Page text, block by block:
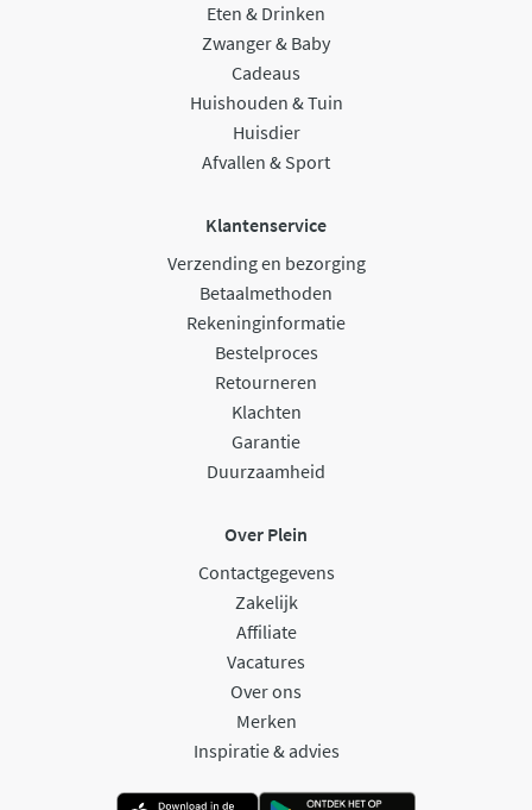
Eten & Drinken
Zwanger & Baby
Cadeaus
Huishouden & Tuin
Huisdier
Afvallen & Sport
Klantenservice
Verzending en bezorging
Betaalmethoden
Rekeninginformatie
Bestelproces
Retourneren
Klachten
Garantie
Duurzaamheid
Over Plein
Contactgegevens
Zakelijk
Affiliate
Vacatures
Over ons
Merken
Inspiratie & advies